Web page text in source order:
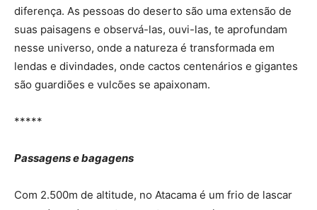
diferença. As pessoas do deserto são uma extensão de
suas paisagens e observá-las, ouvi-las, te aprofundam
nesse universo, onde a natureza é transformada em
lendas e divindades, onde cactos centenários e gigantes
são guardiões e vulcões se apaixonam.
*****
Passagens e bagagens
Com 2.500m de altitude, no Atacama é um frio de lascar